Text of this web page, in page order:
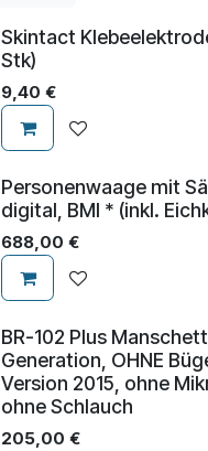
Skintact
Stk)
9,40 €
Personenwaage mit
digital, BMI * (inkl.
688,00 €
BR-102 Plus
Generation, OHNE
Version 2015, ohne
ohne Schlauch
205,00 €